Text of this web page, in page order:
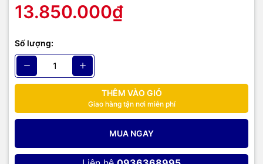
13.850.000₫
Số lượng:
THÊM VÀO GIỎ
Giao hàng tận nơi miễn phí
MUA NGAY